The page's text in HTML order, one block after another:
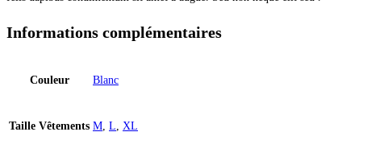
Informations complémentaires
Couleur Blanc
Taille Vêtements M, L, XL